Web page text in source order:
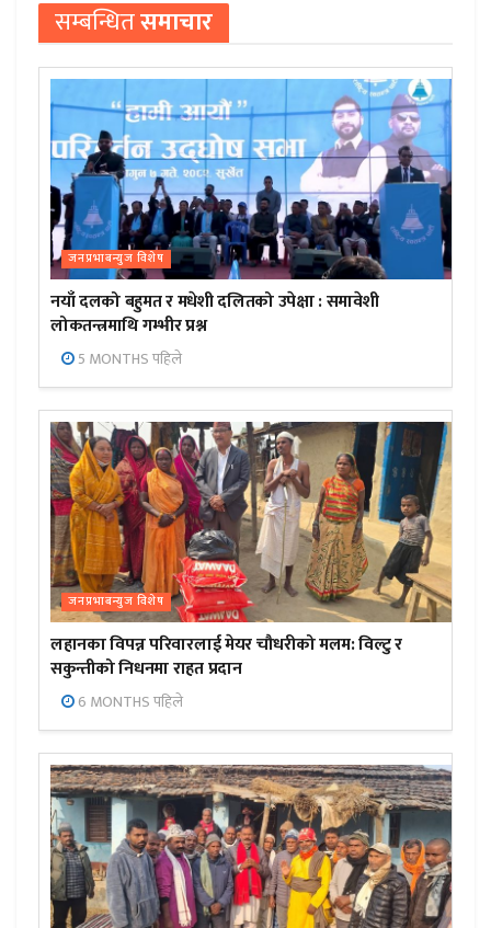
सम्बन्धितसमाचार
जनप्रभाबन्युज विशेष
नयाँ दलको बहुमत र मधेशी दलितको उपेक्षा : समावेशी
लोकतन्त्रमाथि गम्भीर प्रश्न
5 MONTHS पहिले
जनप्रभाबन्युज विशेष
लहानका विपन्न परिवारलाई मेयर चौधरीको मलम: विल्टु र
सकुन्तीको निधनमा राहत प्रदान
6 MONTHS पहिले